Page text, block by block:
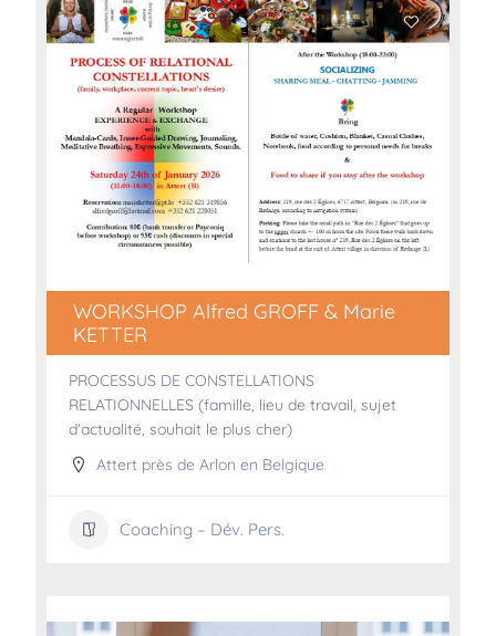
WORKSHOP Alfred GROFF & Marie
KETTER
PROCESSUS DE CONSTELLATIONS
RELATIONNELLES (famille, lieu de travail, sujet
d'actualité, souhait le plus cher)
Attert près de Arlon en Belgique
Coaching – Dév. Pers.